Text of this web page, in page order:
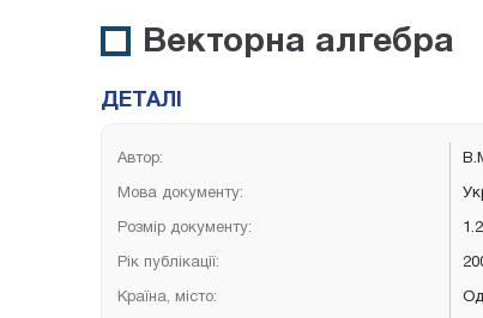
Векторна алгебра
ДЕТАЛІ
Автор:
Мова документу:
Розмір документу:
Рік публікації:
Країна, місто: